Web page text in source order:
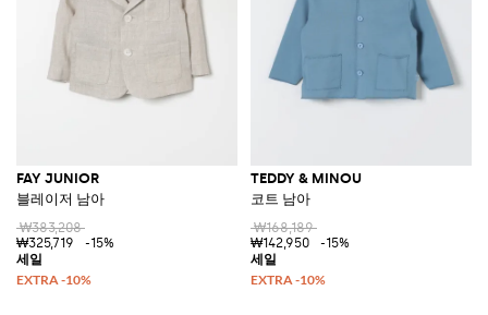
FAY JUNIOR
블레이저 남아
₩383,208
₩325,719
-15%
TEDDY & MINOU
코트 남아
₩168,189
₩142,950
-15%